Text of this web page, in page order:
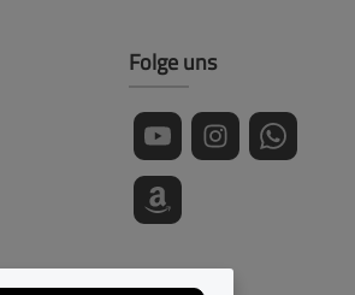
Folge uns